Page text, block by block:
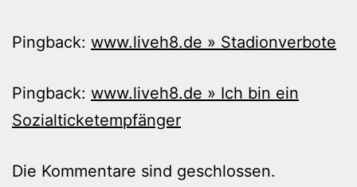
Pingback: www.liveh8.de » Stadionverbote
Pingback: www.liveh8.de » Ich bin ein
Sozialticketempfänger
Die Kommentare sind geschlossen.